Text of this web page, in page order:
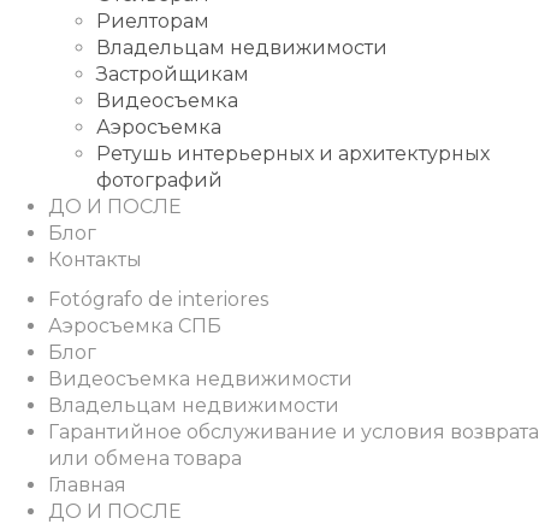
Риелторам
Владельцам недвижимости
Застройщикам
Видеосъемка
Аэросъемка
Ретушь интерьерных и архитектурных
фотографий
ДО И ПОСЛЕ
Блог
Контакты
Fotógrafo de interiores
Аэросъемка СПБ
Блог
Видеосъемка недвижимости
Владельцам недвижимости
Гарантийное обслуживание и условия возврата
или обмена товара
Главная
ДО И ПОСЛЕ